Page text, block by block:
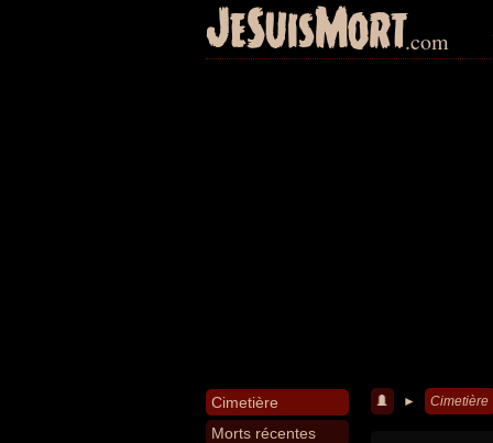
JeSuisMort.com
Cimetière
Morts récentes
► Cimetière